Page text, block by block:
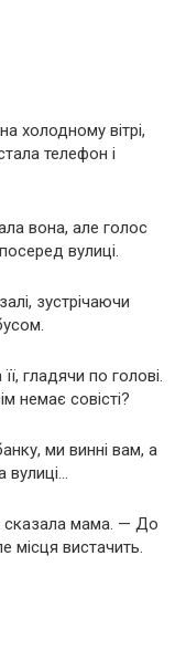
холодному вітрі,
телефон і
вона, але голос
вулиці.
зустрічаючи
гладячи по голові.
немає совісті?
ми винні вам, а
вулиці…
сказала мама. — До
місця вистачить.